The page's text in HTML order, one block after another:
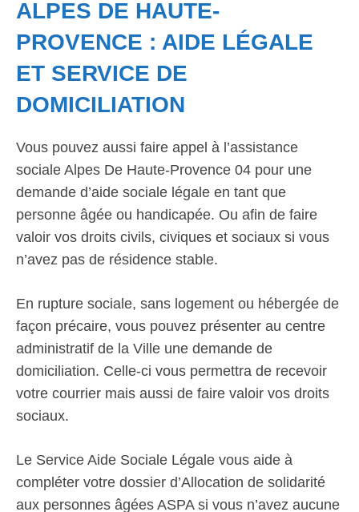
ALPES DE HAUTE-
PROVENCE : AIDE LÉGALE
ET SERVICE DE
DOMICILIATION
Vous pouvez aussi faire appel à l’assistance
sociale Alpes De Haute-Provence 04 pour une
demande d’aide sociale légale en tant que
personne âgée ou handicapée. Ou afin de faire
valoir vos droits civils, civiques et sociaux si vous
n’avez pas de résidence stable.
En rupture sociale, sans logement ou hébergée de
façon précaire, vous pouvez présenter au centre
administratif de la Ville une demande de
domiciliation. Celle-ci vous permettra de recevoir
votre courrier mais aussi de faire valoir vos droits
sociaux.
Le Service Aide Sociale Légale vous aide à
compléter votre dossier d’Allocation de solidarité
aux personnes âgées ASPA si vous n’avez aucune